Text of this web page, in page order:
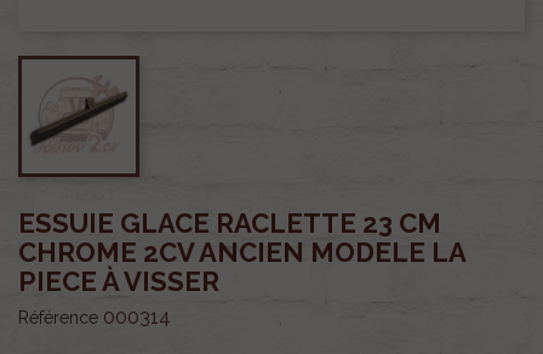
ESSUIE GLACE RACLETTE 23 CM
CHROME 2CV ANCIEN MODELE LA
PIECE À VISSER
Référence 000314